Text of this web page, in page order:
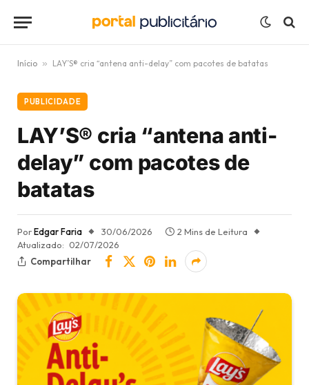
Início » LAY’S® cria “antena anti-delay” com pacotes de batatas
PUBLICIDADE
LAY’S® cria “antena anti-
delay” com pacotes de
batatas
PorEdgar Faria 30/06/2026
2 Mins de Leitura
Atualizado: 02/07/2026
Compartilhar